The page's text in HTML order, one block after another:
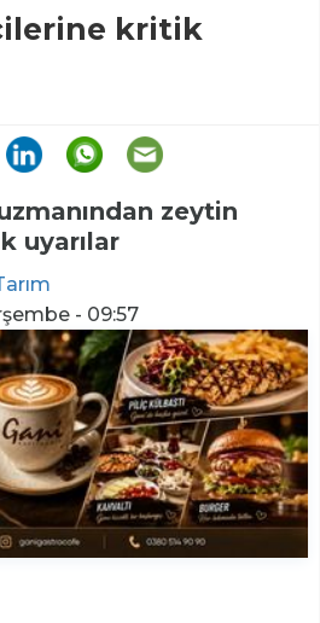
kritik
zeytin
uyarılar
- 09:57